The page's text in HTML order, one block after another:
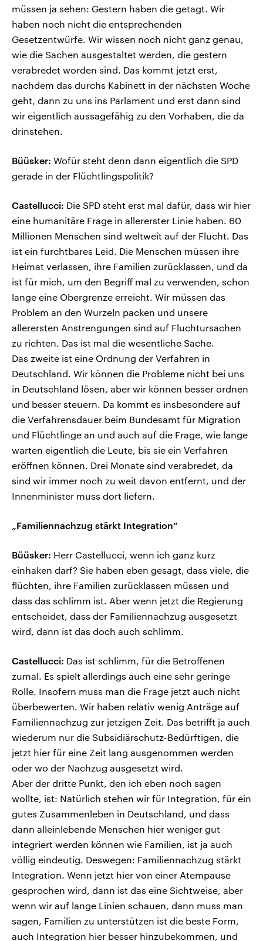
müssen ja sehen: Gestern haben die getagt. Wir
haben noch nicht die entsprechenden
Gesetzentwürfe. Wir wissen noch nicht ganz genau,
wie die Sachen ausgestaltet werden, die gestern
verabredet worden sind. Das kommt jetzt erst,
nachdem das durchs Kabinett in der nächsten Woche
geht, dann zu uns ins Parlament und erst dann sind
wir eigentlich aussagefähig zu den Vorhaben, die da
drinstehen.
Büüsker: Wofür steht denn dann eigentlich die SPD
gerade in der Flüchtlingspolitik?
Castellucci: Die SPD steht erst mal dafür, dass wir hier
eine humanitäre Frage in allererster Linie haben. 60
Millionen Menschen sind weltweit auf der Flucht. Das
ist ein furchtbares Leid. Die Menschen müssen ihre
Heimat verlassen, ihre Familien zurücklassen, und da
ist für mich, um den Begriff mal zu verwenden, schon
lange eine Obergrenze erreicht. Wir müssen das
Problem an den Wurzeln packen und unsere
allerersten Anstrengungen sind auf Fluchtursachen
zu richten. Das ist mal die wesentliche Sache.
Das zweite ist eine Ordnung der Verfahren in
Deutschland. Wir können die Probleme nicht bei uns
in Deutschland lösen, aber wir können besser ordnen
und besser steuern. Da kommt es insbesondere auf
die Verfahrensdauer beim Bundesamt für Migration
und Flüchtlinge an und auch auf die Frage, wie lange
warten eigentlich die Leute, bis sie ein Verfahren
eröffnen können. Drei Monate sind verabredet, da
sind wir immer noch zu weit davon entfernt, und der
Innenminister muss dort liefern.
„Familiennachzug stärkt Integration“
Büüsker: Herr Castellucci, wenn ich ganz kurz
einhaken darf? Sie haben eben gesagt, dass viele, die
flüchten, ihre Familien zurücklassen müssen und
dass das schlimm ist. Aber wenn jetzt die Regierung
entscheidet, dass der Familiennachzug ausgesetzt
wird, dann ist das doch auch schlimm.
Castellucci: Das ist schlimm, für die Betroffenen
zumal. Es spielt allerdings auch eine sehr geringe
Rolle. Insofern muss man die Frage jetzt auch nicht
überbewerten. Wir haben relativ wenig Anträge auf
Familiennachzug zur jetzigen Zeit. Das betrifft ja auch
wiederum nur die Subsidiärschutz-Bedürftigen, die
jetzt hier für eine Zeit lang ausgenommen werden
oder wo der Nachzug ausgesetzt wird.
Aber der dritte Punkt, den ich eben noch sagen
wollte, ist: Natürlich stehen wir für Integration, für ein
gutes Zusammenleben in Deutschland, und dass
dann alleinlebende Menschen hier weniger gut
integriert werden können wie Familien, ist ja auch
völlig eindeutig. Deswegen: Familiennachzug stärkt
Integration. Wenn jetzt hier von einer Atempause
gesprochen wird, dann ist das eine Sichtweise, aber
wenn wir auf lange Linien schauen, dann muss man
sagen, Familien zu unterstützen ist die beste Form,
auch Integration hier besser hinzubekommen, und